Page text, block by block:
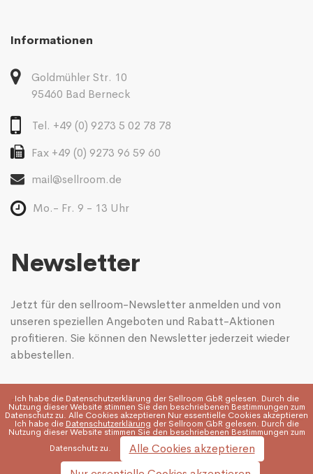
Informationen
Goldmühler Str. 10
95460 Bad Berneck
Tel. +49 (0) 9273 5 02 78 78
Fax +49 (0) 9273 96 59 60
mail@sellroom.de
Mo.- Fr. 9 - 13 Uhr
Newsletter
Jetzt für den sellroom-Newsletter anmelden und von
unseren speziellen Angeboten und Rabatt-Aktionen
profitieren. Sie können den Newsletter jederzeit wieder
abbestellen.
Ich habe die Datenschutzerklärung der Sellroom GbR gelesen. Durch die
Nutzung dieser Website stimmen Sie den beschriebenen Bestimmungen zum
Datenschutz zu. Alle Cookies akzeptieren Nur essentielle Cookies akzeptieren
Ich habe die Datenschutzerklärung der Sellroom GbR gelesen. Durch die
Nutzung dieser Website stimmen Sie den beschriebenen Bestimmungen zum
Datenschutz zu.
Alle Cookies akzeptieren